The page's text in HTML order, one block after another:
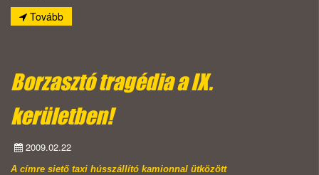
Tovább
Borzasztó tragédia a IX.
kerületben!
2009.02.22
A címre siető taxi hússzállító kamionnal ütközött